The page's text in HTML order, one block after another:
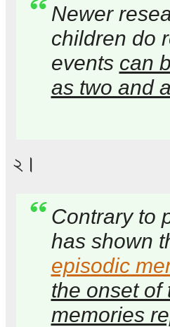
Newer
children do
events can
as two and
২।
Contrary to
has shown
episodic
the onset of
memories